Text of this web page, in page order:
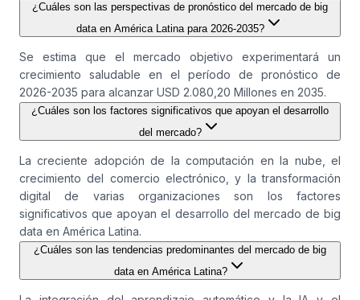
¿Cuáles son las perspectivas de pronóstico del mercado de big
data en América Latina para 2026-2035?
Se estima que el mercado objetivo experimentará un
crecimiento saludable en el período de pronóstico de
2026-2035 para alcanzar USD 2.080,20 Millones en 2035.
¿Cuáles son los factores significativos que apoyan el desarrollo
del mercado?
La creciente adopción de la computación en la nube, el
crecimiento del comercio electrónico, y la transformación
digital de varias organizaciones son los factores
significativos que apoyan el desarrollo del mercado de big
data en América Latina.
¿Cuáles son las tendencias predominantes del mercado de big
data en América Latina?